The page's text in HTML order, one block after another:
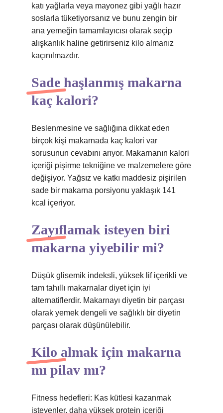
katı yağlarla veya mayonez gibi yağlı hazır
soslarla tüketiyorsanız ve bunu zengin bir
ana yemeğin tamamlayıcısı olarak seçip
alışkanlık haline getirirseniz kilo almanız
kaçınılmazdır.
Sade haşlanmış makarna
kaç kalori?
Beslenmesine ve sağlığına dikkat eden
birçok kişi makarnada kaç kalori var
sorusunun cevabını arıyor. Makarnanın kalori
içeriği pişirme tekniğine ve malzemelere göre
değişiyor. Yağsız ve katkı maddesiz pişirilen
sade bir makarna porsiyonu yaklaşık 141
kcal içeriyor.
Zayıflamak isteyen biri
makarna yiyebilir mi?
Düşük glisemik indeksli, yüksek lif içerikli ve
tam tahıllı makarnalar diyet için iyi
alternatiflerdir. Makarnayı diyetin bir parçası
olarak yemek dengeli ve sağlıklı bir diyetin
parçası olarak düşünülebilir.
Kilo almak için makarna
mı pilav mı?
Fitness hedefleri: Kas kütlesi kazanmak
isteyenler, daha yüksek protein içeriği